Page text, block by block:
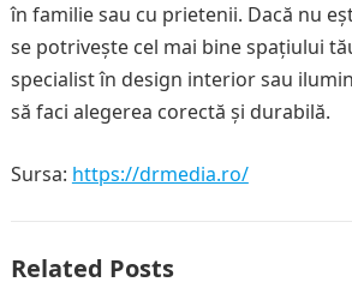
în familie sau cu prietenii. Dacă nu
se potrivește cel mai bine spațiului
specialist în design interior sau
să faci alegerea corectă și durabilă.
Sursa: https://drmedia.ro/
Related Posts